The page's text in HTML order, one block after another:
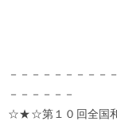
－－－－－－－－－
－－－－－－
☆★☆第１０回全国和